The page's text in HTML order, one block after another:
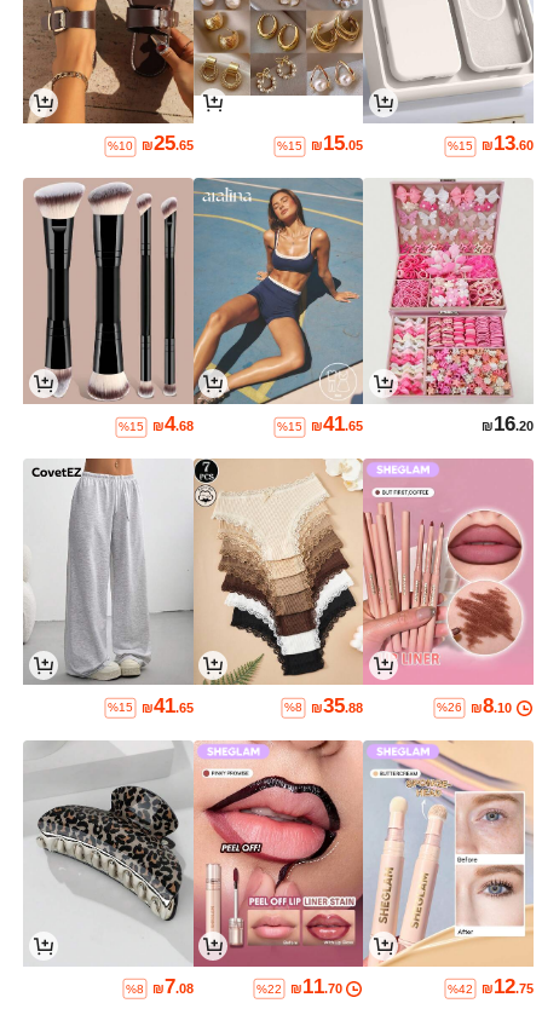
₪13.60
%15
₪15.05
%15
₪25.65
%10
₪16.20
₪41.65
%15
₪4.68
%15
₪8.10
%26
₪35.88
%8
₪41.65
%15
₪12.75
%42
₪11.70
%22
₪7.08
%8